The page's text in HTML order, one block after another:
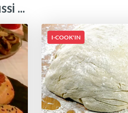
...
I-COOK'IN